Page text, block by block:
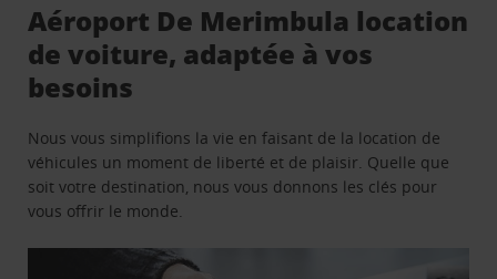
Aéroport De Merimbula location
de voiture, adaptée à vos
besoins
Nous vous simplifions la vie en faisant de la location de
véhicules un moment de liberté et de plaisir. Quelle que
soit votre destination, nous vous donnons les clés pour
vous offrir le monde.